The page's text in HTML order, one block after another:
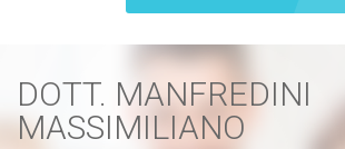
DOTT. MANFREDINI
MASSIMILIANO